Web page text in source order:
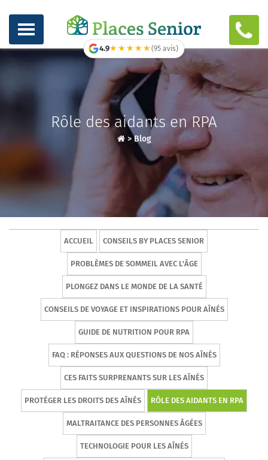
4.9★★★★★
★★★★★(95 avis)
Rôle des aidants en RPA
>Blog
ACCUEIL CONSEILS BY PLACES SENIOR
PROBLÈMES DE SOMMEIL AVEC L'ÂGE
PLONGEZ DANS LE MONDE DE LA SANTÉ
CONSEILS DE VOYAGE ET INSPIRATIONS POUR AÎNÉS
GUIDE DE NUTRITION POUR RPA
FAQ : RÉPONSES AUX QUESTIONS DE NOS AÎNÉS
CES FAITS SURPRENANTS SUR LES AÎNÉS
PROTÉGER LES DROITS DES AÎNÉS RÔLE DES AIDANTS EN RPA
MALTRAITANCE DES PERSONNES ÂGÉES
TECHNOLOGIE POUR LES AÎNÉS